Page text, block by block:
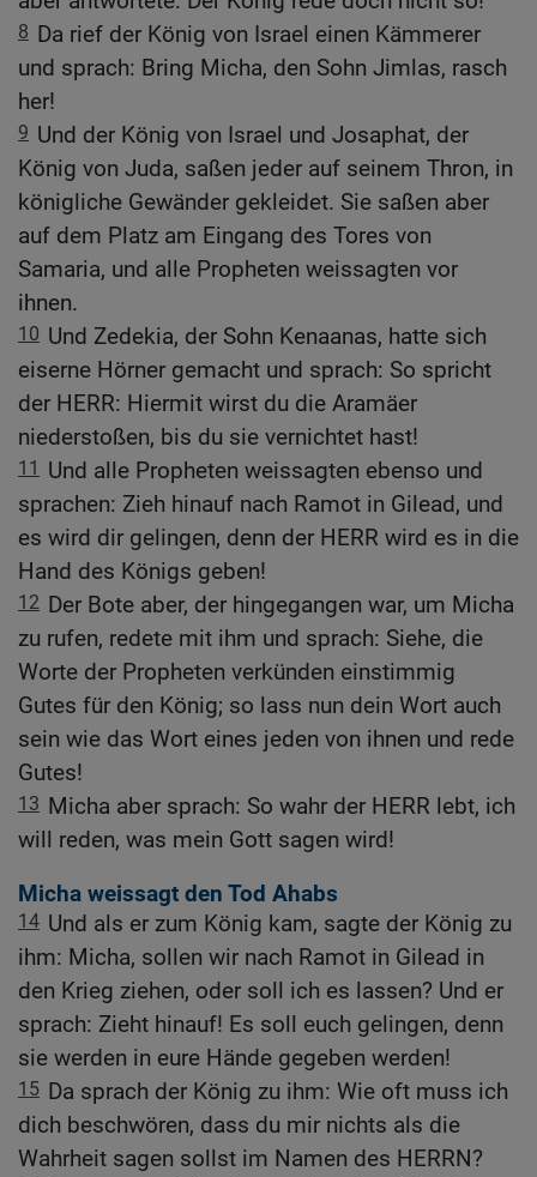
8 Da rief der König von Israel einen Kämmerer
und sprach: Bring Micha, den Sohn Jimlas, rasch
her!
9 Und der König von Israel und Josaphat, der
König von Juda, saßen jeder auf seinem Thron, in
königliche Gewänder gekleidet. Sie saßen aber
auf dem Platz am Eingang des Tores von
Samaria, und alle Propheten weissagten vor
ihnen.
10 Und Zedekia, der Sohn Kenaanas, hatte sich
eiserne Hörner gemacht und sprach: So spricht
der HERR: Hiermit wirst du die Aramäer
niederstoßen, bis du sie vernichtet hast!
11
Und alle Propheten weissagten ebenso und
sprachen: Zieh hinauf nach Ramot in Gilead, und
es wird dir gelingen, denn der HERR wird es in die
Hand des Königs geben!
12 Der Bote aber, der hingegangen war, um Micha
zu rufen, redete mit ihm und sprach: Siehe, die
Worte der Propheten verkünden einstimmig
Gutes für den König; so lass nun dein Wort auch
sein wie das Wort eines jeden von ihnen und rede
Gutes!
13 Micha aber sprach: So wahr der HERR lebt, ich
will reden, was mein Gott sagen wird!
Micha weissagt den Tod Ahabs
14 Und als er zum König kam, sagte der König zu
ihm: Micha, sollen wir nach Ramot in Gilead in
den Krieg ziehen, oder soll ich es lassen? Und er
sprach: Zieht hinauf! Es soll euch gelingen, denn
sie werden in eure Hände gegeben werden!
15 Da sprach der König zu ihm: Wie oft muss ich
dich beschwören, dass du mir nichts als die
Wahrheit sagen sollst im Namen des HERRN?